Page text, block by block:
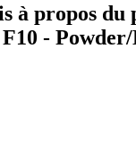
à propos du
-